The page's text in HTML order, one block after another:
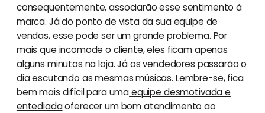
consequentemente, associarão esse sentimento à
marca. Já do ponto de vista da sua equipe de
vendas, esse pode ser um grande problema. Por
mais que incomode o cliente, eles ficam apenas
alguns minutos na loja. Já os vendedores passarão o
dia escutando as mesmas músicas. Lembre-se, fica
bem mais difícil para umaequipe desmotivada e
entediadaoferecer um bom atendimento ao